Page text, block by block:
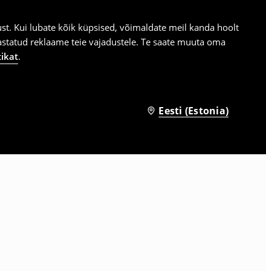
Kui lubate kõik küpsised, võimaldate meil kanda hoolt
reklaame teie vajadustele. Te saate muuta oma
.
Eesti (Estonia)